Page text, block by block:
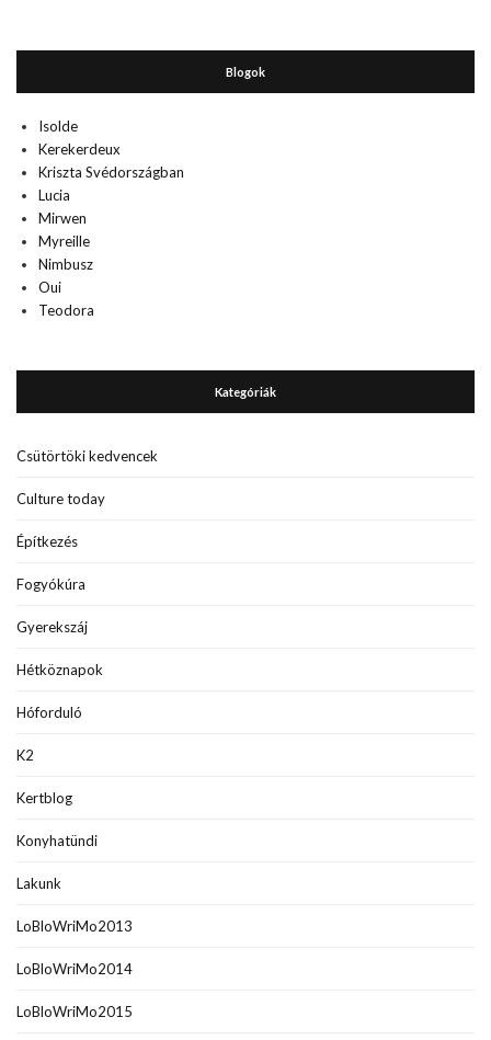
Blogok
Isolde
Kerekerdeux
Kriszta Svédországban
Lucia
Mirwen
Myreille
Nimbusz
Oui
Teodora
Kategóriák
Csütörtöki kedvencek
Culture today
Építkezés
Fogyókúra
Gyerekszáj
Hétköznapok
Hóforduló
K2
Kertblog
Konyhatündi
Lakunk
LoBloWriMo2013
LoBloWriMo2014
LoBloWriMo2015